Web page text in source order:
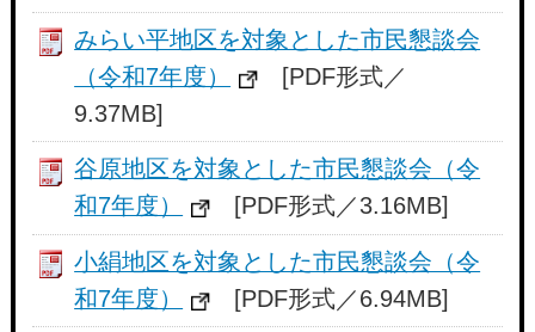
みらい平地区を対象とした市民懇談会
（令和7年度）
[PDF形式／
9.37MB]
谷原地区を対象とした市民懇談会（令
和7年度）
[PDF形式／3.16MB]
小絹地区を対象とした市民懇談会（令
和7年度）
[PDF形式／6.94MB]